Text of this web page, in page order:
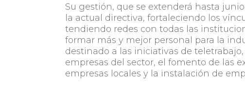
Su gestión, que se extenderá hasta
la actual directiva, fortaleciendo los
tendiendo redes con todas las
formar más y mejor personal para la
destinado a las iniciativas de
empresas del sector, el fomento de las
empresas locales y la instalación de